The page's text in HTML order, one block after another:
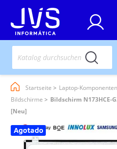
Startseite Laptop-Komponenten
Bildschirme
Bildschirm N173HCE-
[Neu]
Agotado